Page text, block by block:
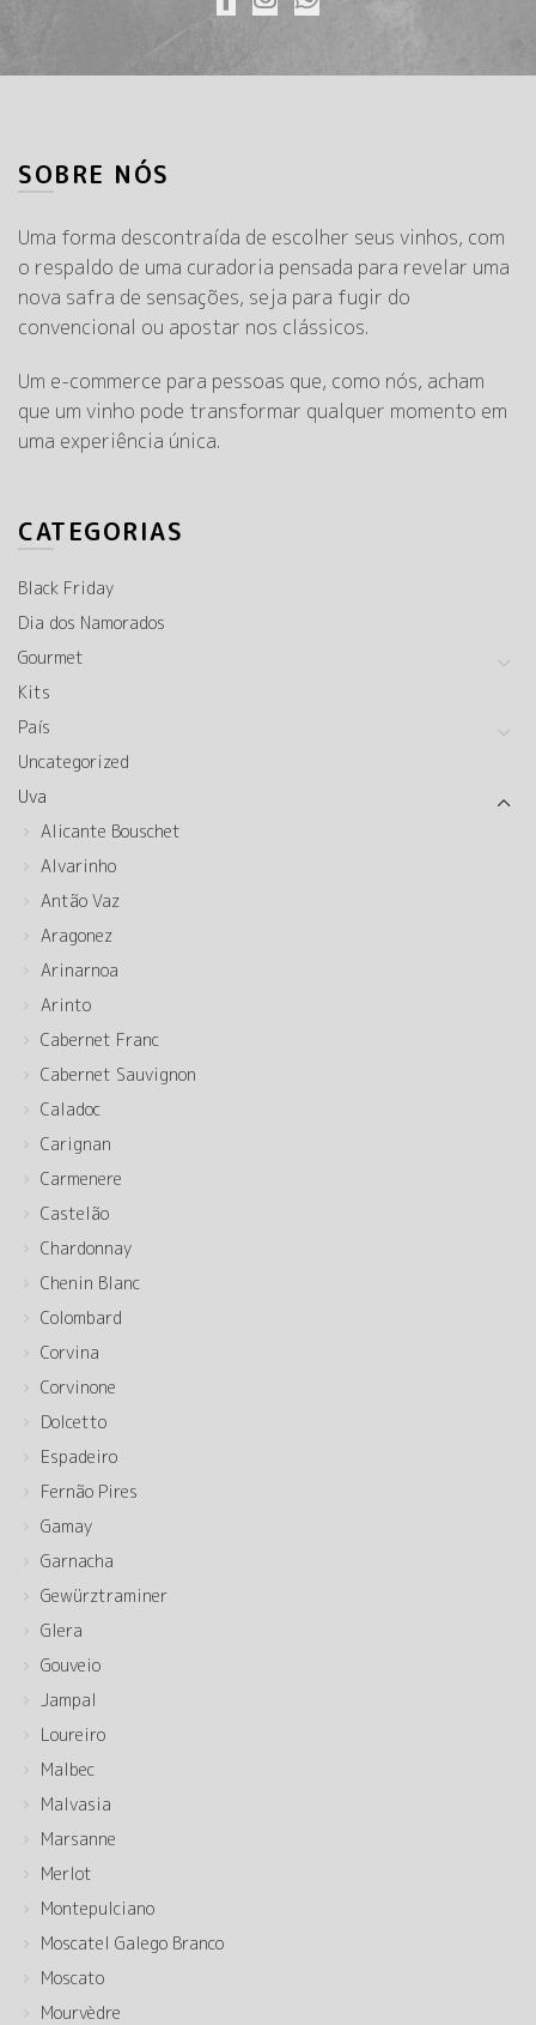
SOBRE NÓS
Uma forma descontraída de escolher seus vinhos, com
o respaldo de uma curadoria pensada para revelar uma
nova safra de sensações, seja para fugir do
convencional ou apostar nos clássicos.
Um e-commerce para pessoas que, como nós, acham
que um vinho pode transformar qualquer momento em
uma experiência única.
CATEGORIAS
Black Friday
Dia dos Namorados
Gourmet
Kits
País
Uncategorized
Uva
Alicante Bouschet
Alvarinho
Antão Vaz
Aragonez
Arinarnoa
Arinto
Cabernet Franc
Cabernet Sauvignon
Caladoc
Carignan
Carmenere
Castelão
Chardonnay
Chenin Blanc
Colombard
Corvina
Corvinone
Dolcetto
Espadeiro
Fernão Pires
Gamay
Garnacha
Gewürztraminer
Glera
Gouveio
Jampal
Loureiro
Malbec
Malvasia
Marsanne
Merlot
Montepulciano
Moscatel Galego Branco
Moscato
Mourvèdre